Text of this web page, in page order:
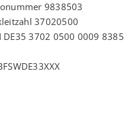
9838503
37020500
DE35 3702 0500 0009 8385